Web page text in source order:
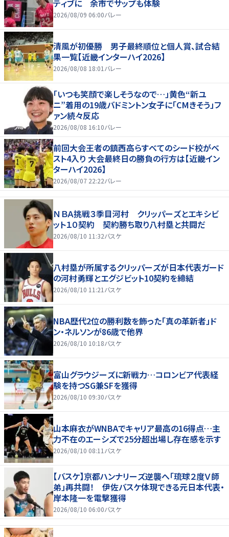
ティブに 余市でサップも体験
2026/08/09 06:00バレー
清風が初優勝 男子最終順位と個人賞、試合結
果一覧【近畿インターハイ2026】
2026/08/08 18:01 バレー
「いつも笑顔で楽しそうなので…」黄色“新ユ
ニ”着用の19歳バドミントン女子に「CMきそう」フ
ァン続々反応
2026/08/08 16:10バレー
前回大会王者の鎮西高らすべてのシード校がベ
スト4入り 大会最終日の勝負の行方は【近畿イン
ターハイ2026】
2026/08/07 22:22バレー
ＮＢＡ挑戦３季目河村 クリッパーズとエキシビ
ット１０契約 契約勝ち取り八村塁と共闘だ
2026/08/10 11:32バスケ
八村塁が所属するクリッパーズが日本代表ガード
の河村勇輝とエグジビット10契約を締結
2026/08/10 11:21 バスケ
NBA歴代2位の勝利数を飾った「真の革新者」ド
ン・ネルソンが86歳で他界
2026/08/10 10:18バスケ
富山グラウジーズに新戦力…コロンビア代表経
験を持つSG兼SFを獲得
2026/08/10 09:30バスケ
山本麻衣がWNBAでキャリア最高の16得点…主
力不在のエーシズで25分超出場し存在感を示す
2026/08/10 08:11 バスケ
【バスケ】京都ハンナリーズ逆襲へ「琉球２度Ｖ師
弟」再共闘！ 伊佐バスケ体現できる元日本代表・
岸本隆一を電撃獲得
2026/08/10 06:00バスケ